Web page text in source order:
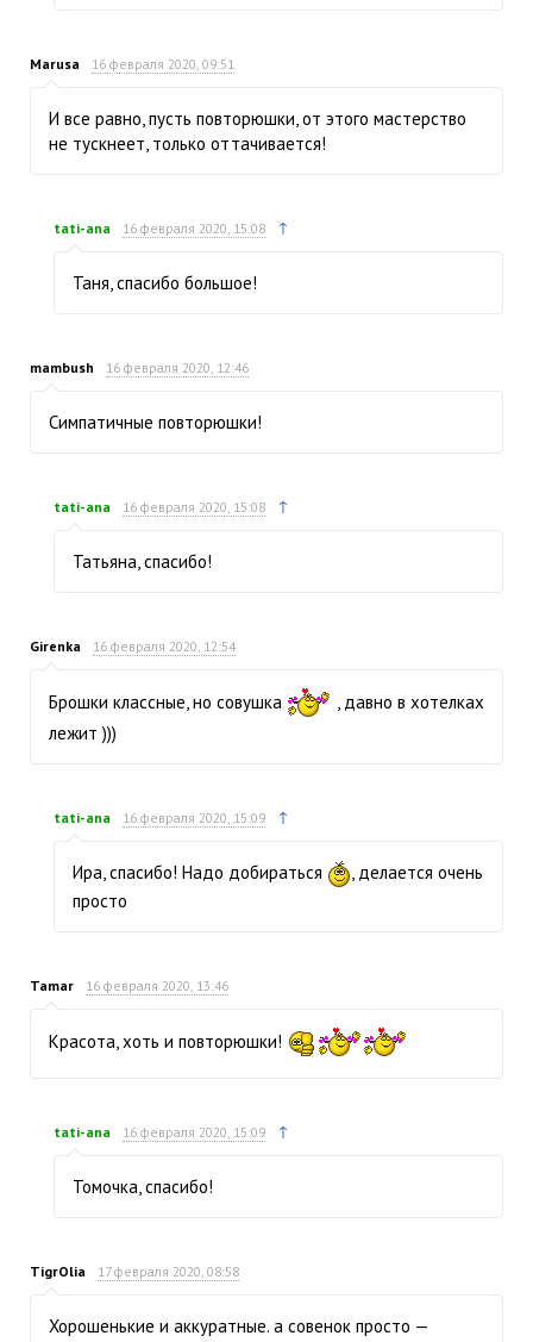
Marusa 16 февраля 2020, 09:51
И все равно, пусть повторюшки, от этого мастерство
не тускнеет, только оттачивается!
tati-ana 16 февраля 2020, 15:08 ↑
Таня, спасибо большое!
mambush 16 февраля 2020, 12:46
Симпатичные повторюшки!
tati-ana 16 февраля 2020, 15:08 ↑
Татьяна, спасибо!
Girenka 16 февраля 2020, 12:54
Брошки классные, но совушка
, давно в хотелках
лежит )))
tati-ana 16 февраля 2020, 15:09 ↑
Ира, спасибо! Надо добираться
, делается очень
просто
Tamar 16 февраля 2020, 13:46
Красота, хоть и повторюшки!
tati-ana 16 февраля 2020, 15:09 ↑
Томочка, спасибо!
TigrOlia 17 февраля 2020, 08:58
Хорошенькие и аккуратные. а совенок просто —